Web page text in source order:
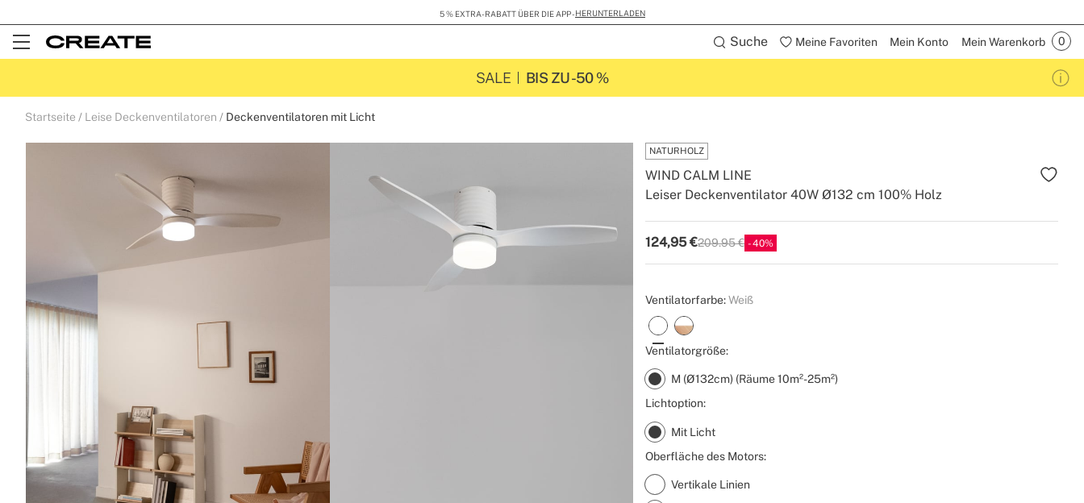
5 % EXTRA-RABATT ÜBER DIE APP -HERUNTERLADEN
Open
Suche Meine Favoriten Mein Konto Mein Warenkorb
SALE BIS ZU -50 %
Startseite Leise Deckenventilatoren Deckenventilatoren mit Licht
NATURHOLZ
Leiser Deckenventilator 40W Ø132 cm 100% Holz
WIND CALM LINE
124,95 €P.V.P
209.95 € 40
Ventilatorfarbe:Weiß
Ventilatorgröße:
M (Ø132cm) (Räume 10m²-25m²)
Lichtoption:
Mit Licht
Oberfläche des Motors:
Vertikale Linien